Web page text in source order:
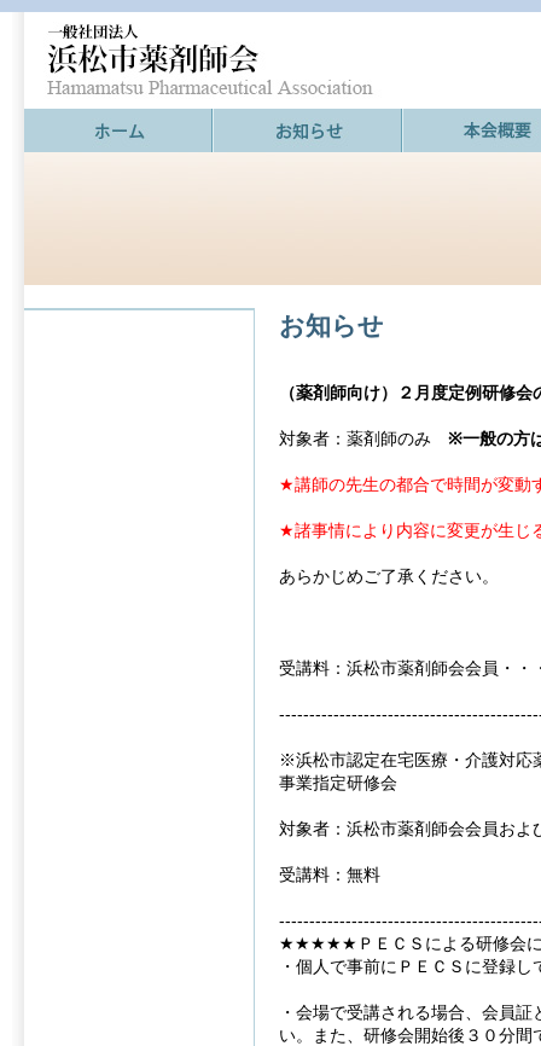
お知らせ
（薬剤師向け）２月度定例研修会
対象者：薬剤師のみ ※一般の方
★講師の先生の都合で時間が変動
★諸事情により内容に変更が生じ
あらかじめご了承ください。
受講料：浜松市薬剤師会会員
※浜松市認定在宅医療・介護対応
事業指定研修会
対象者：浜松市薬剤師会会員お
受講料：無料
★★★★★ＰＥＣＳによる研修
・個人で事前にＰＥＣＳに登録
・会場で受講される場合、会員
い。また、研修会開始後３０分間